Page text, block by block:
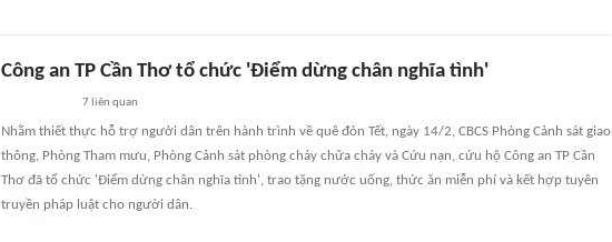
Công an TP Cần Thơ tổ chức 'Điểm dừng chân nghĩa tình'
7liên quan
Nhằm thiết thực hỗ trợ người dân trên hành trình về quê đón Tết, ngày 14/2, CBCS Phòng Cảnh sát giao
thông, Phòng Tham mưu, Phòng Cảnh sát phòng cháy chữa cháy và Cứu nạn, cứu hộ Công an TP Cần
Thơ đã tổ chức 'Điểm dừng chân nghĩa tình', trao tặng nước uống, thức ăn miễn phí và kết hợp tuyên
truyền pháp luật cho người dân.